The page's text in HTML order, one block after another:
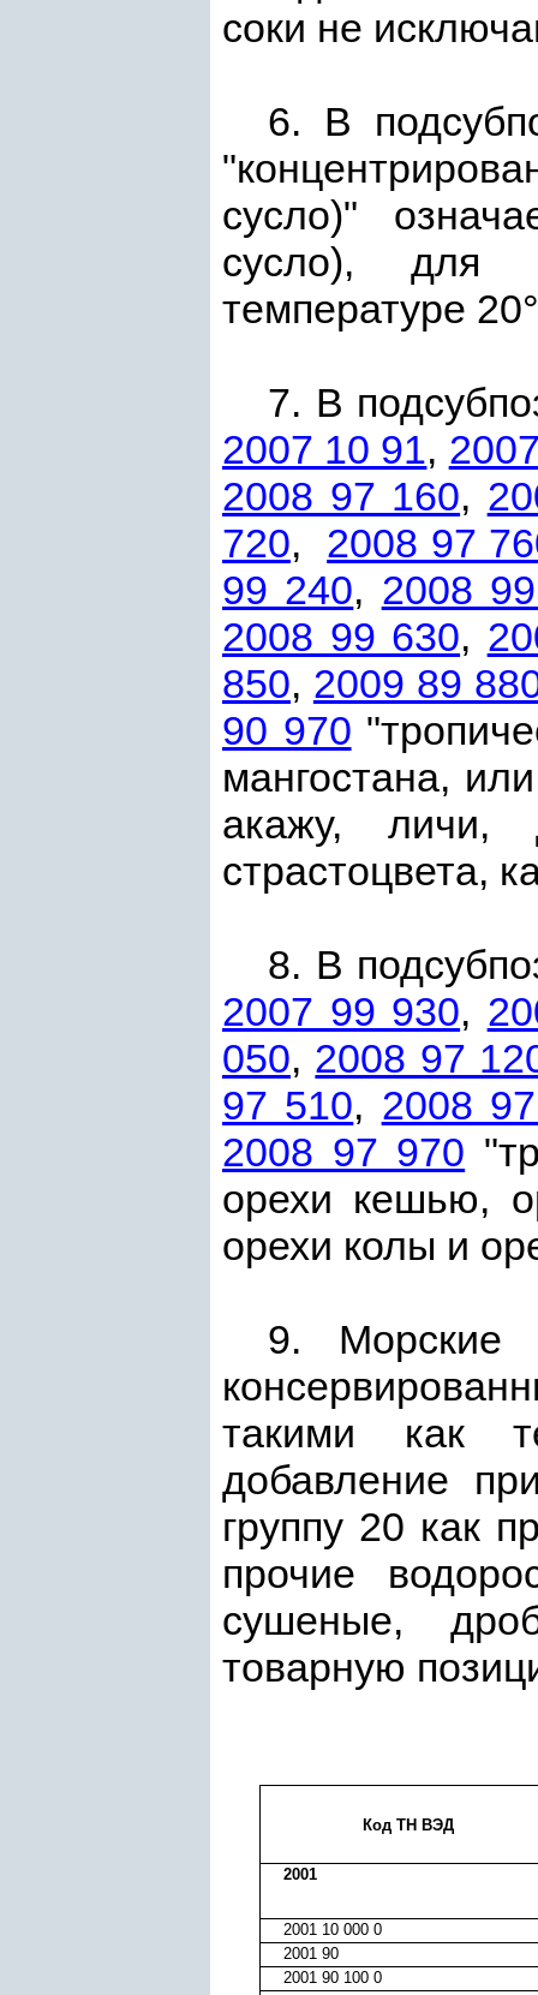
соки не
6. В
сусло)"
сусло), для
температуре
7. В
2007 10 91,
2008 97 160,
720, 2008 97
99 240, 2008
2008 99 630,
850, 2009 89
90 970
мангостана,
акажу, личи,
страстоцвета,
8. В
2007 99 930,
050, 2008 97
97 510, 2008
2008 97 970
орехи кешью,
орехи колы и
9. Морские
такими как
добавление
группу 20 как
прочие
сушеные,
товарную
Код ТН ВЭД
2001
2001 10 000 0
2001 90
2001 90 100 0